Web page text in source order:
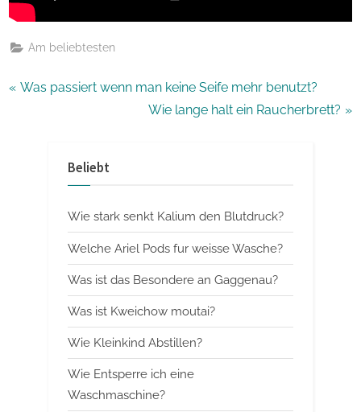
Am beliebtesten
Beitragsnavigation
P
Was passiert wenn man keine Seife mehr benutzt?
N
o
s
t
:
Wie lange halt ein Raucherbrett?
Beliebt
Wie stark senkt Kalium den Blutdruck?
Welche Ariel Pods fur weisse Wasche?
Was ist das Besondere an Gaggenau?
Was ist Kweichow moutai?
Wie Kleinkind Abstillen?
Wie Entsperre ich eine
Waschmaschine?